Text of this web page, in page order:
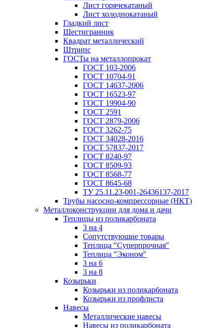
Лист горячекатаный
Лист холоднокатаный
Гладкий лист
Шестигранник
Квадрат металлический
Штрипс
ГОСТы на металлопрокат
ГОСТ 103-2006
ГОСТ 10704-91
ГОСТ 14637-2006
ГОСТ 16523-97
ГОСТ 19904-90
ГОСТ 2591
ГОСТ 2879-2006
ГОСТ 3262-75
ГОСТ 34028-2016
ГОСТ 57837-2017
ГОСТ 8240-97
ГОСТ 8509-93
ГОСТ 8568-77
ГОСТ 8645-68
ТУ 25.11.23-001-26436137-2017
Трубы насосно-компрессорные (НКТ)
Металлоконструкции для дома и дачи
Теплицы из поликарбоната
3 на 4
Сопутствующие товары
Теплица "Суперпрочная"
Теплица "Эконом"
3 на 6
3 на 8
Козырьки
Козырьки из поликарбоната
Козырьки из профлиста
Навесы
Металлические навесы
Навесы из поликарбоната